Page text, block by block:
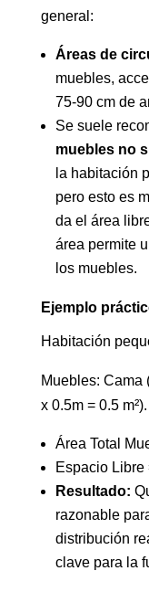
general:
Áreas de
muebles,
75-90 cm de
Se suele
muebles no
la habitación
pero esto es
da el área
área permite
los muebles.
Ejemplo
Habitación
Muebles: Cama
x 0.5m = 0.5 m²).
Área Total
Espacio Libre
Resultado:
razonable
distribución
clave para la